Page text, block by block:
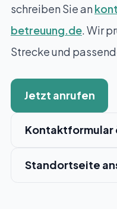
schreiben Sie an
betreuung.de . Wir
Strecke und
Jetzt anrufen
Kontaktformular
Standortseite